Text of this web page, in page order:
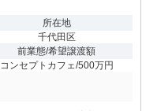
所在地
千代田区
前業態/希望譲渡額
コンセプトカフェ/500万円